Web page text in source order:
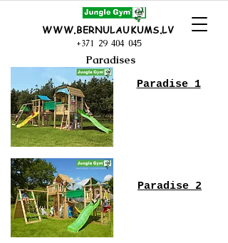
WWW.BERNULAUKUMS.LV
+371 29 404 045
Paradises
Paradise 1
Paradise 2